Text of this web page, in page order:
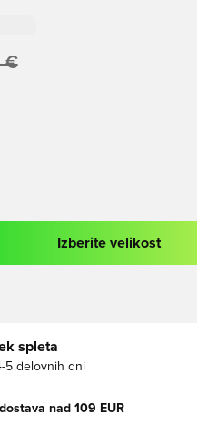
€
ali vpis kot član
Izberite velikost
spleta
5 delovnih dni
nad 109 EUR